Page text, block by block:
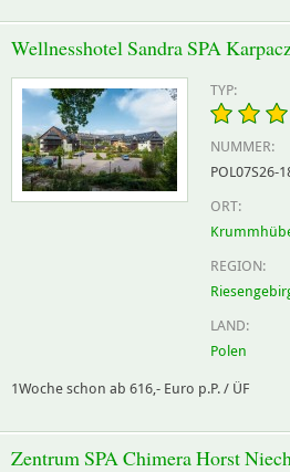
Wellnesshotel Sandra SPA
TYP:
NUMMER:
POL07S26-
ORT:
REGION:
LAND:
Polen
1Woche schon ab 616,- Euro p.P. / ÜF
Zentrum SPA Chimera Horst